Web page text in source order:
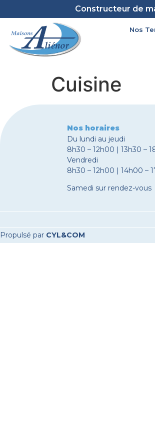
Constructeur de
Nos
Cuisine
Nos horaires
Du lundi au jeudi
8h30 – 12h00 | 13h30 –
Vendredi
8h30 – 12h00 | 14h00 –
Samedi sur rendez-vous
Propulsé par CYL&COM